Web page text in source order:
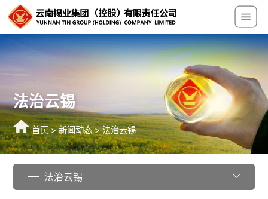
法治云锡
首页>新闻动态>法治云锡
法治云锡